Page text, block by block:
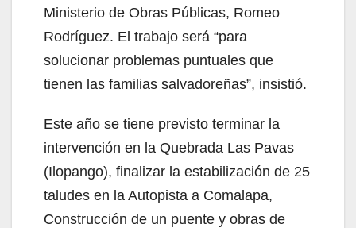
Ministerio de Obras Públicas, Romeo
Rodríguez. El trabajo será “para
solucionar problemas puntuales que
tienen las familias salvadoreñas”, insistió.
Este año se tiene previsto terminar la
intervención en la Quebrada Las Pavas
(Ilopango), finalizar la estabilización de 25
taludes en la Autopista a Comalapa,
Construcción de un puente y obras de